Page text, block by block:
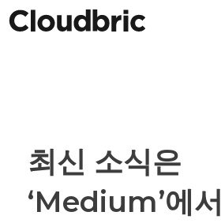
최신 소식은
‘Medium’에서